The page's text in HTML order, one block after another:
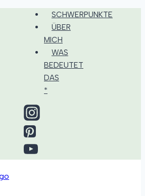
SCHWERPUNKTE
ÜBER
MICH
WAS
BEDEUTET
DAS
*